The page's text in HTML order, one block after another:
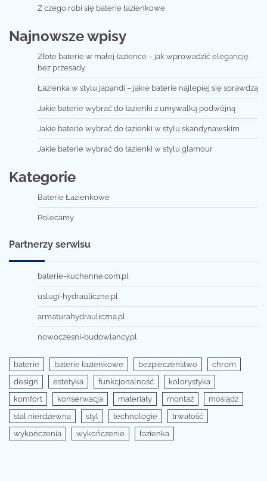
Z czego robi się baterie łazienkowe
Najnowsze wpisy
Złote baterie w małej łazience – jak wprowadzić elegancję
bez przesady
Łazienka w stylu japandi – jakie baterie najlepiej się sprawdzą
Jakie baterie wybrać do łazienki z umywalką podwójną
Jakie baterie wybrać do łazienki w stylu skandynawskim
Jakie baterie wybrać do łazienki w stylu glamour
Kategorie
Baterie Łazienkowe
Polecamy
Partnerzy serwisu
baterie-kuchenne.com.pl
uslugi-hydrauliczne.pl
armaturahydrauliczna.pl
nowoczesni-budowlancy.pl
baterie baterie łazienkowe bezpieczeństwo
chrom
design
estetyka funkcjonalność
kolorystyka
komfort
konserwacja materiały montaż
mosiądz
stal nierdzewna
styl technologie
trwałość
wykończenia
wykończenie łazienka